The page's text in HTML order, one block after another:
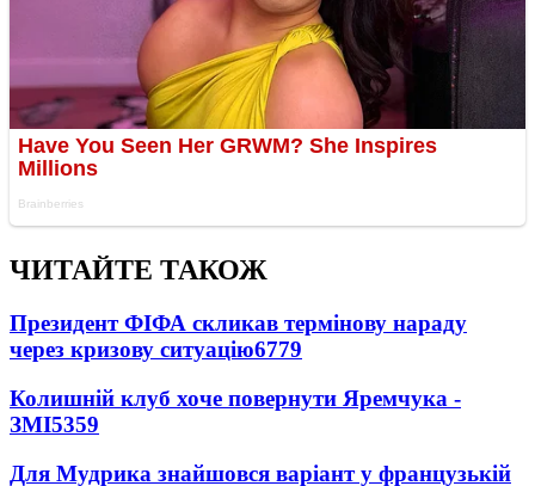
ЧИТАЙТЕ ТАКОЖ
Президент ФІФА скликав термінову нараду
через кризову ситуацію6779
Колишній клуб хоче повернути Яремчука -
ЗМІ5359
Для Мудрика знайшовся варіант у французькій